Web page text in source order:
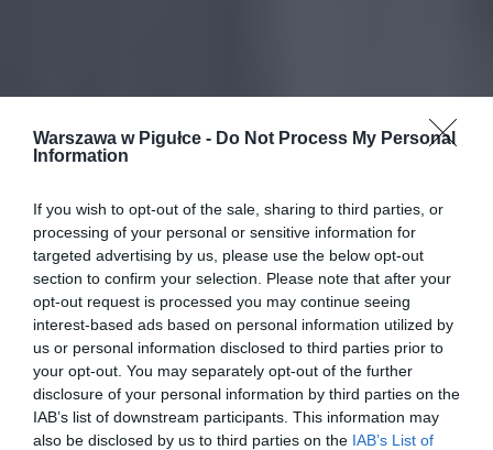
Warszawa w Pigułce - Do Not Process My Personal
Information
If you wish to opt-out of the sale, sharing to third parties, or
processing of your personal or sensitive information for
targeted advertising by us, please use the below opt-out
section to confirm your selection. Please note that after your
opt-out request is processed you may continue seeing
interest-based ads based on personal information utilized by
us or personal information disclosed to third parties prior to
your opt-out. You may separately opt-out of the further
disclosure of your personal information by third parties on the
IAB’s list of downstream participants. This information may
also be disclosed by us to third parties on the IAB’s List of